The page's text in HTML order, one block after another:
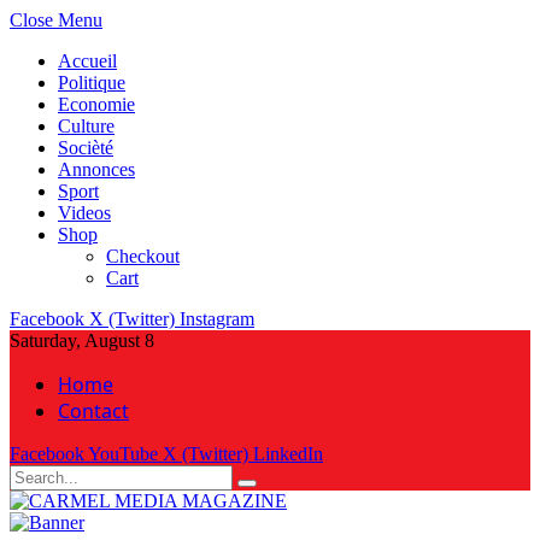
Close Menu
Accueil
Politique
Economie
Culture
Socièté
Annonces
Sport
Videos
Shop
Checkout
Cart
Facebook X (Twitter) Instagram
Saturday, August 8
Home
Contact
FacebookYouTube X (Twitter) LinkedIn